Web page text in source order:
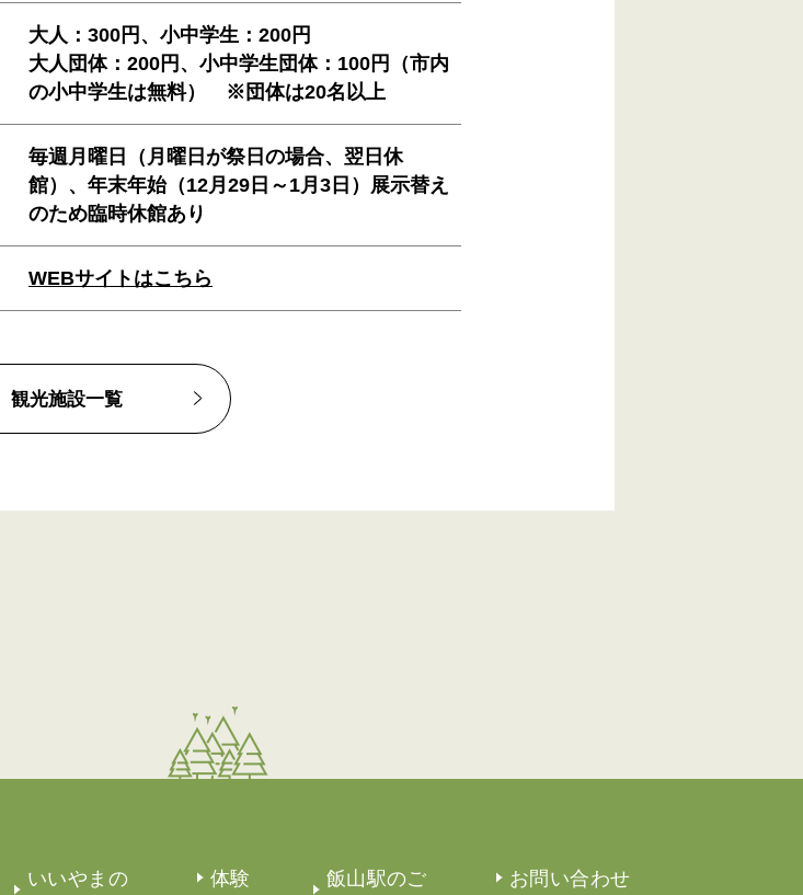
大人：300円、小中学生：200円
大人団体：200円、小中学生団体：100円（市内
の小中学生は無料） ※団体は20名以上
毎週月曜日（月曜日が祭日の場合、翌日休
館）、年末年始（12月29日～1月3日）展示替え
のため臨時休館あり
WEBサイトはこちら
観光施設一覧
いいやまの
体験
飯山駅のご
お問い合わせ